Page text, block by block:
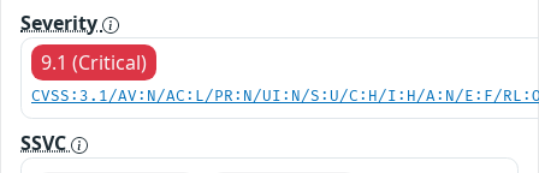
Severity
9.1 (Critical)
CVSS:3.1/AV:N/AC:L/PR:N/UI:N/S:U/C:H/I:H/A:N/E:F/
SSVC